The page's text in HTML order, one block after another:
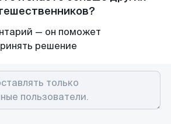
— он поможет
решение